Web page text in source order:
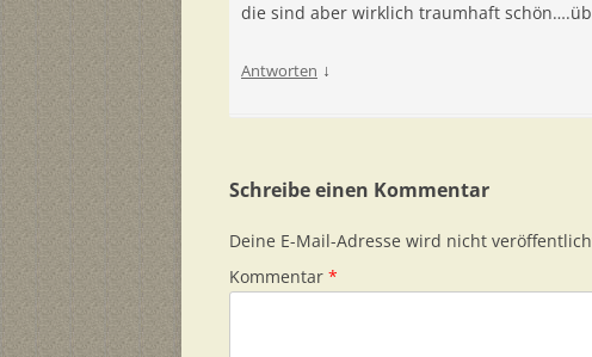
die sind aber wirklich traumhaft
Antworten ↓
Schreibe einen Kommentar
Deine E-Mail-Adresse wird nicht
Kommentar *